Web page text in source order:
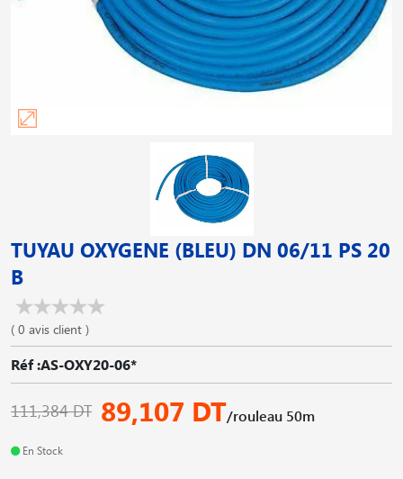
TUYAU OXYGENE (BLEU) DN 06/11 PS 20
B
( 0 avis client )
Réf :AS-OXY20-06*
111,384 DT 89,107 DT/rouleau 50m
En Stock